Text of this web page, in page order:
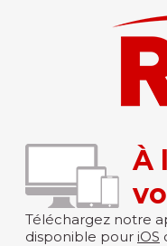
À
Téléchargez notre
disponible pour iOS